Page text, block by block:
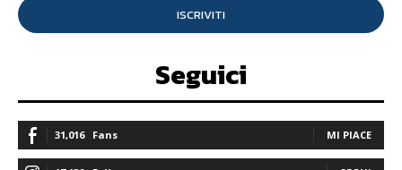
ISCRIVITI
Seguici
31,016 Fans MI PIACE